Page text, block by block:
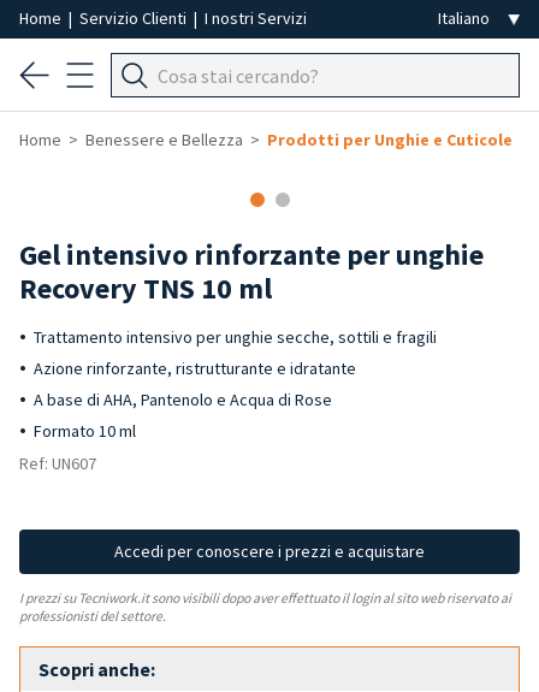
Home | Servizio Clienti | I nostri Servizi
Home Benessere e Bellezza Prodotti per Unghie e Cuticole
Gel intensivo rinforzante per unghie
Recovery TNS 10 ml
Trattamento intensivo per unghie secche, sottili e fragili
Azione rinforzante, ristrutturante e idratante
A base di AHA, Pantenolo e Acqua di Rose
Formato 10 ml
Ref: UN607
Accedi per conoscere i prezzi e acquistare
I prezzi su Tecniwork.it sono visibili dopo aver effettuato il login al sito web riservato ai
professionisti del settore.
Scopri anche: